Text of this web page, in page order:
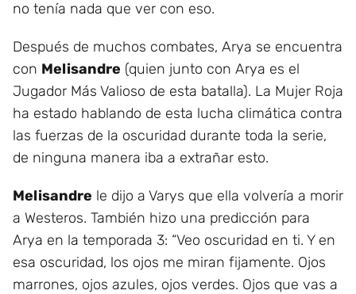
no tenía nada que ver con eso.
Después de muchos combates, Arya se encuentra
con Melisandre (quien junto con Arya es el
Jugador Más Valioso de esta batalla). La Mujer Roja
ha estado hablando de esta lucha climática contra
las fuerzas de la oscuridad durante toda la serie,
de ninguna manera iba a extrañar esto.
Melisandre le dijo a Varys que ella volvería a morir
a Westeros. También hizo una predicción para
Arya en la temporada 3: “Veo oscuridad en ti. Y en
esa oscuridad, los ojos me miran fijamente. Ojos
marrones, ojos azules, ojos verdes. Ojos que vas a